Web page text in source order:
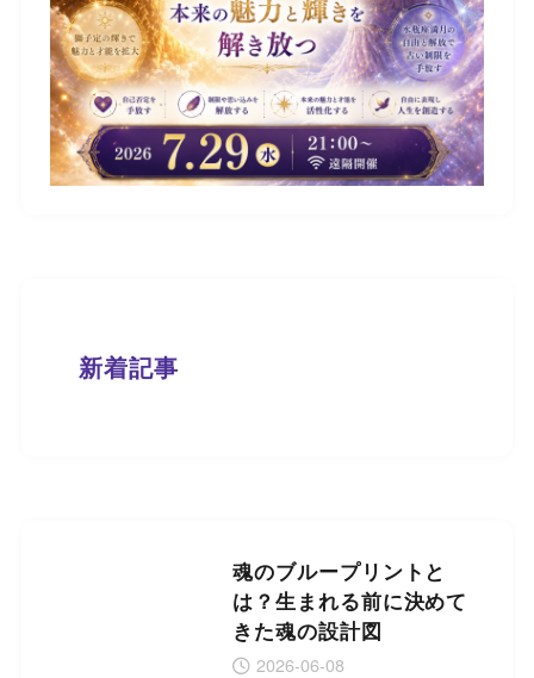
新着記事
魂のブループリントと
は？生まれる前に決めて
きた魂の設計図
2026-06-08